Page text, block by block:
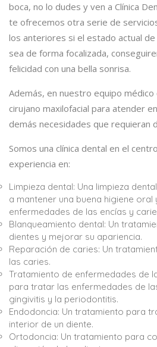
boca, no lo dudes y ven a Clínica
te ofrecemos otra serie de
los anteriores si el estado actual
sea de forma focalizada,
felicidad con una bella sonrisa.
Además, en nuestro equipo
cirujano maxilofacial para atender
demás necesidades que requieran
Somos una clínica dental en el
experiencia en:
Limpieza dental: Una limpieza
a mantener una buena higiene oral
enfermedades de las encías y
Blanqueamiento dental: Un
dientes y mejorar su apariencia.
Reparación de caries: Un
las caries.
Tratamiento de enfermedades de
para tratar las enfermedades de
gingivitis y la periodontitis.
Endodoncia: Un tratamiento para
interior de un diente.
Ortodoncia: Un tratamiento para